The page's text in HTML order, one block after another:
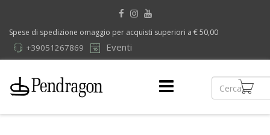
Spese di spedizione omaggio per acquisti superiori a € 50,00
Eventi
+39051267869